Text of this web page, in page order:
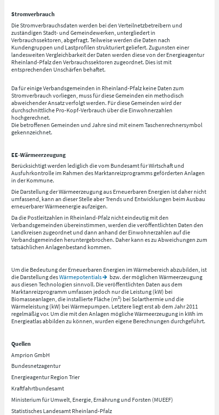
Stromverbrauch
Die Stromverbrauchsdaten werden bei den Verteilnetzbetreibern und
zuständigen Stadt- und Gemeindewerken, untergliedert in
Verbrauchssektoren, abgefragt. Teilweise werden die Daten nach
Kundengruppen und Lastprofilen strukturiert geliefert. Zugunsten einer
landesweiten Vergleichbarkeit der Daten werden diese von der Energieagentur
Rheinland-Pfalz den Verbrauchssektoren zugeordnet. Dies ist mit
entsprechenden Unschärfen behaftet.
Da für einige Verbandsgemeinden in Rheinland-Pfalz keine Daten zum
Stromverbrauch vorliegen, muss für diese Gemeinden ein methodisch
abweichender Ansatz verfolgt werden. Für diese Gemeinden wird der
durchschnittliche Pro-Kopf-Verbrauch über die Einwohnerzahlen
hochgerechnet.
Die betroffenen Gemeinden und Jahre sind mit einem Taschenrechnersymbol
gekennzeichnet.
EE-Wärmeerzeugung
Berücksichtigt werden lediglich die vom Bundesamt für Wirtschaft und
Ausfuhrkontrolle im Rahmen des Marktanreizprogramms geförderten Anlagen
in der Kommune.
Die Darstellung der Wärmeerzeugung aus Erneuerbaren Energien ist daher nicht
umfassend, kann an dieser Stelle aber Trends und Entwicklungen beim Ausbau
erneuerbarer Wärmeenergie aufzeigen.
Da die Postleitzahlen in Rheinland-Pfalz nicht eindeutig mit den
Verbandsgemeinden übereinstimmen, werden die veröffentlichten Daten den
Landkreisen zugeordnet und dann anhand der Einwohnerzahlen auf die
Verbandsgemeinden heruntergebrochen. Daher kann es zu Abweichungen zum
tatsächlichen Anlagenbestand kommen.
Um die Bedeutung der Erneuerbaren Energien im Wärmebereich abzubilden, ist
die Darstellung desWärmepotentials
bzw. der möglichen Wärmeerzeugung
aus diesen Technologien sinnvoll. Die veröffentlichten Daten aus dem
Marktanreizprogramm umfassen jedoch nur die Leistung (kW) bei
Biomasseanlagen, die installierte Fläche (m²) bei Solarthermie und die
Wärmeleistung (kW) bei Wärmepumpen. Letztere liegt erst ab dem Jahr 2011
regelmäßig vor. Um die mit den Anlagen mögliche Wärmeerzeugung in kWh im
Energieatlas abbilden zu können, wurden eigene Berechnungen durchgeführt.
Quellen
Amprion GmbH
Bundesnetzagentur
Energieagentur Region Trier
Kraftfahrtbundesamt
Ministerium für Umwelt, Energie, Ernährung und Forsten (MUEEF)
Statistisches Landesamt Rheinland-Pfalz